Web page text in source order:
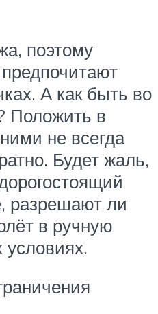
поэтому
А как быть во
Положить в
не всегда
Будет жаль,
разрешают ли
в ручную
условиях.